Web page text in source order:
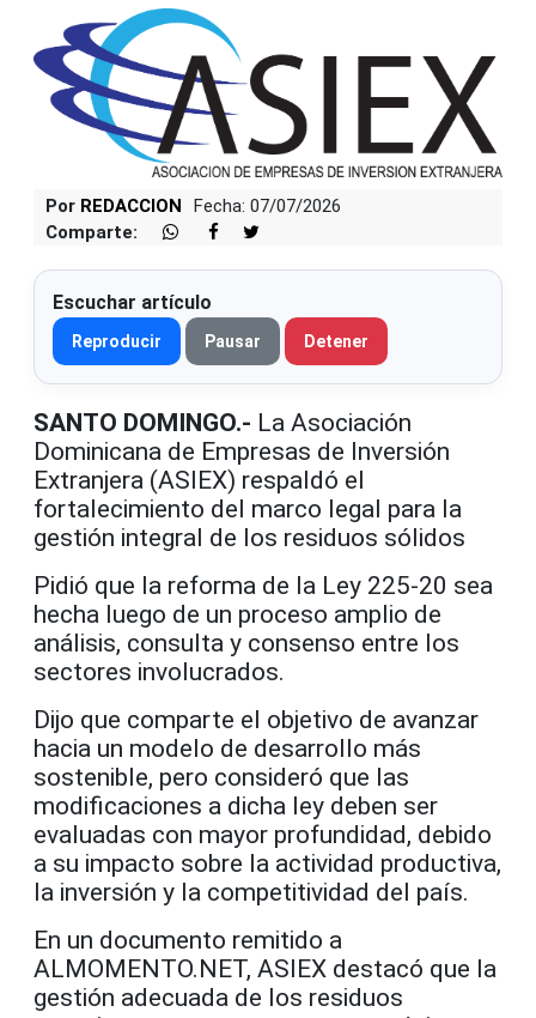
Por REDACCION
Fecha: 07/07/2026
Comparte:
Escuchar artículo
Reproducir Pausar Detener
SANTO DOMINGO.- La Asociación
Dominicana de Empresas de Inversión
Extranjera (ASIEX) respaldó el
fortalecimiento del marco legal para la
gestión integral de los residuos sólidos
Pidió que la reforma de la Ley 225-20 sea
hecha luego de un proceso amplio de
análisis, consulta y consenso entre los
sectores involucrados.
Dijo que comparte el objetivo de avanzar
hacia un modelo de desarrollo más
sostenible, pero consideró que las
modificaciones a dicha ley deben ser
evaluadas con mayor profundidad, debido
a su impacto sobre la actividad productiva,
la inversión y la competitividad del país.
En un documento remitido a
ALMOMENTO.NET, ASIEX destacó que la
gestión adecuada de los residuos